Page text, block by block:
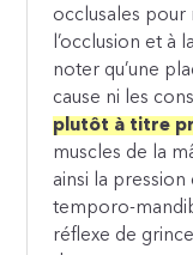
occlusales pour
l’occlusion et à
noter qu’une
cause ni les
plutôt à titre
muscles de la
ainsi la pression
temporo-
réflexe de